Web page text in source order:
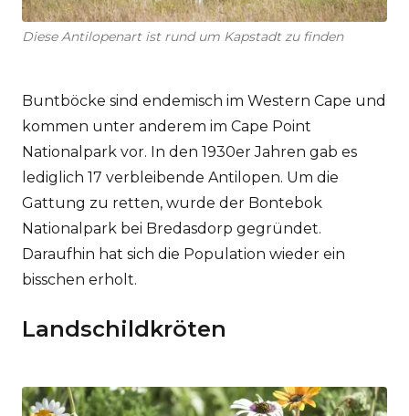
Diese Antilopenart ist rund um Kapstadt zu finden
Buntböcke sind endemisch im Western Cape und
kommen unter anderem im Cape Point
Nationalpark vor. In den 1930er Jahren gab es
lediglich 17 verbleibende Antilopen. Um die
Gattung zu retten, wurde der Bontebok
Nationalpark bei Bredasdorp gegründet.
Daraufhin hat sich die Population wieder ein
bisschen erholt.
Landschildkröten